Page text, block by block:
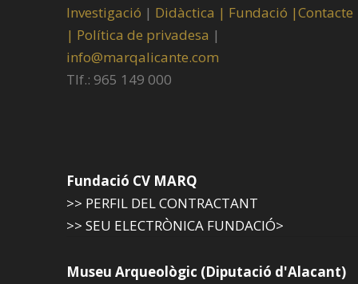
Investigació | Didàctica | Fundació |Contacte
| Política de privadesa |
info@marqalicante.com
Tlf.: 965 149 000
Fundació CV MARQ
>> PERFIL DEL CONTRACTANT
>> SEU ELECTRÒNICA FUNDACIÓ>
Museu Arqueològic (Diputació d'Alacant)